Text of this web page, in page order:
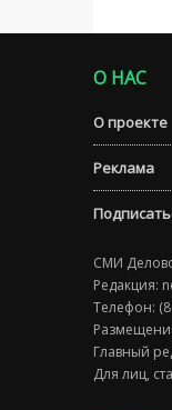
О НАС
О проекте
Реклама
СМИ
Редакция:
Телефон:
Главный
Для лиц,